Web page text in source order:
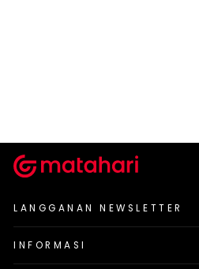
LANGGANAN NEWSLETTER
INFORMASI